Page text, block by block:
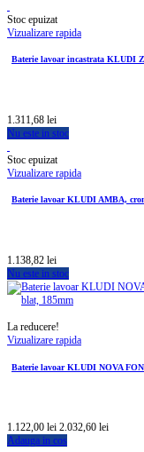
Stoc epuizat
Vizualizare rapida
Baterie lavoar incastrata KLUDI
1.311,68 lei
Nu este in stoc
Stoc epuizat
Vizualizare rapida
Baterie lavoar KLUDI AMBA,
1.138,82 lei
Nu este in stoc
La reducere!
Vizualizare rapida
Baterie lavoar KLUDI NOVA
1.122,00 lei 2.032,60 lei
Adauga in cos